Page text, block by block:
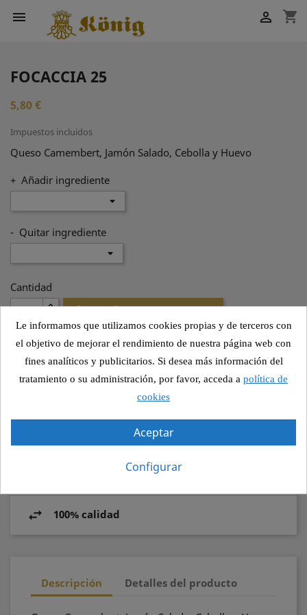
 shopping_cart

FOCACCIA 25
5,80 €
Impuestos incluidos
Queso Camembert, Jamón Salado, Cebolla y Huevo
+ Añadir ingrediente
- Quitar ingrediente
Cantidad

Compartir
Recogida segura
100% calidad
Descripción Detalles del producto
Le informamos que utilizamos cookies propias y de terceros con
el objetivo de mejorar el rendimiento de nuestra página web con
fines analíticos y publicitarios. Si desea más información del
tratamiento o su administración, por favor, acceda a política de
cookies
Aceptar
Configurar